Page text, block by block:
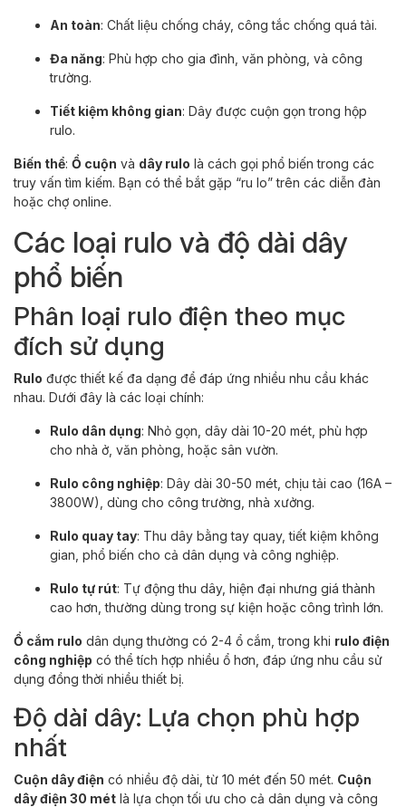
An toàn: Chất liệu chống cháy, công tắc chống quá tải.
Đa năng: Phù hợp cho gia đình, văn phòng, và công
trường.
Tiết kiệm không gian: Dây được cuộn gọn trong hộp
rulo.
Biến thể: Ổ cuộn và dây rulo là cách gọi phổ biến trong các
truy vấn tìm kiếm. Bạn có thể bắt gặp “ru lo” trên các diễn đàn
hoặc chợ online.
Các loại rulo và độ dài dây
phổ biến
Phân loại rulo điện theo mục
đích sử dụng
Rulo được thiết kế đa dạng để đáp ứng nhiều nhu cầu khác
nhau. Dưới đây là các loại chính:
Rulo dân dụng: Nhỏ gọn, dây dài 10-20 mét, phù hợp
cho nhà ở, văn phòng, hoặc sân vườn.
Rulo công nghiệp: Dây dài 30-50 mét, chịu tải cao (16A –
3800W), dùng cho công trường, nhà xưởng.
Rulo quay tay: Thu dây bằng tay quay, tiết kiệm không
gian, phổ biến cho cả dân dụng và công nghiệp.
Rulo tự rút: Tự động thu dây, hiện đại nhưng giá thành
cao hơn, thường dùng trong sự kiện hoặc công trình lớn.
Ổ cắm rulo dân dụng thường có 2-4 ổ cắm, trong khi rulo điện
công nghiệp có thể tích hợp nhiều ổ hơn, đáp ứng nhu cầu sử
dụng đồng thời nhiều thiết bị.
Độ dài dây: Lựa chọn phù hợp
nhất
Cuộn dây điện có nhiều độ dài, từ 10 mét đến 50 mét. Cuộn
dây điện 30 mét là lựa chọn tối ưu cho cả dân dụng và công